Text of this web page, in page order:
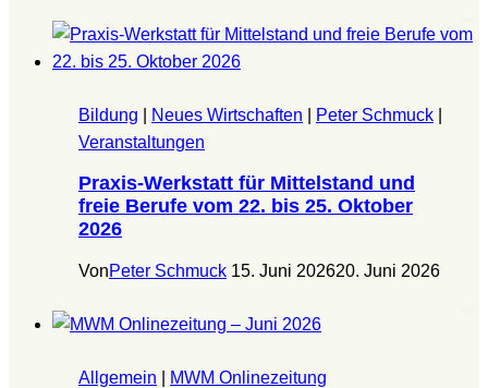
Bildung Neues Wirtschaften Peter Schmuck
Veranstaltungen
Praxis-Werkstatt für Mittelstand und
freie Berufe vom 22. bis 25. Oktober
2026
VonPeter Schmuck 15. Juni 202620. Juni 2026
Allgemein MWM Onlinezeitung